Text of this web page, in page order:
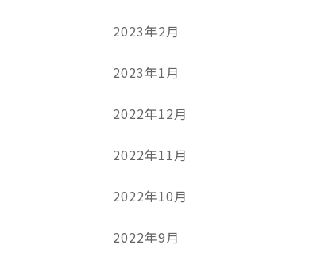
2023年2月
2023年1月
2022年12月
2022年11月
2022年10月
2022年9月